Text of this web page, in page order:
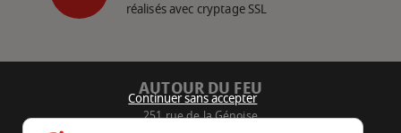
réalisés avec cryptage SSL
AUTOUR DU FEU
251 rue de la Génoise
Continuer sans accepter